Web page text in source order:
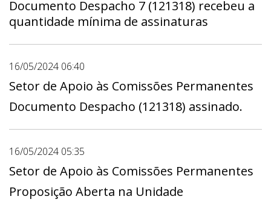
Gab 02, Gabinete do Deputado Pastor
Daniel de Castro - Gab 07, Gabinete da
Deputada Paula Belmonte - Gab 22,
Gabinete do Deputado Pepa - Gab 12,
Gabinete do Deputado Ricardo Vale - Gab
13, Gabinete do Deputado Rogério Morro da
Cruz - Gab 05, Gabinete do Deputado
Thiago Manzoni - Gab 08, Gabinete do
1º dia 17/05/2024 - 00:00 a útimo dia
03/06/2024 - 23:59
Documento Despacho 7 (121318) recebeu a
quantidade mínima de assinaturas
16/05/2024 06:40
Setor de Apoio às Comissões Permanentes
Documento Despacho (121318) assinado.
16/05/2024 05:35
Setor de Apoio às Comissões Permanentes
Proposição Aberta na Unidade